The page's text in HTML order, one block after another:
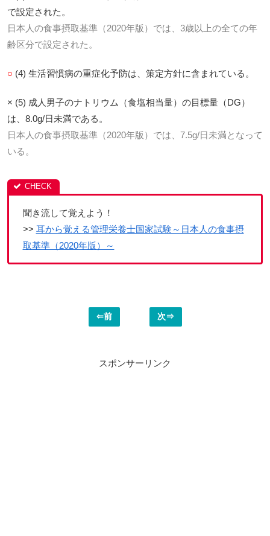
で設定された。
日本人の食事摂取基準（2020年版）では、3歳以上の全ての年
齢区分で設定された。
○ (4) 生活習慣病の重症化予防は、策定方針に含まれている。
× (5) 成人男子のナトリウム（食塩相当量）の目標量（DG）
は、8.0g/日未満である。
日本人の食事摂取基準（2020年版）では、7.5g/日未満となって
いる。
聞き流して覚えよう！
>> 耳から覚える管理栄養士国家試験～日本人の食事摂
取基準（2020年版）～
⇐前 次⇒
スポンサーリンク